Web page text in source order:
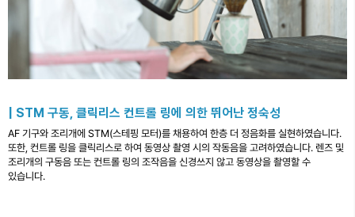
| STM 구동, 클릭리스 컨트롤 링에 의한 뛰어난 정숙성
AF 기구와 조리개에 STM(스테핑 모터)를 채용하여 한층 더 정음화를 실현하였습니다.
또한, 컨트롤 링을 클릭리스로 하여 동영상 촬영 시의 작동음을 고려하였습니다. 렌즈 및
조리개의 구동음 또는 컨트롤 링의 조작음을 신경쓰지 않고 동영상을 촬영할 수
있습니다.